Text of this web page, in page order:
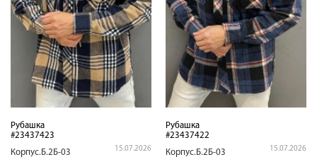
Рубашка
#23437423
Корпус.Б.2Б-03
15.07.2026
Рубашка
#23437422
Корпус.Б.2Б-03
15.07.2026